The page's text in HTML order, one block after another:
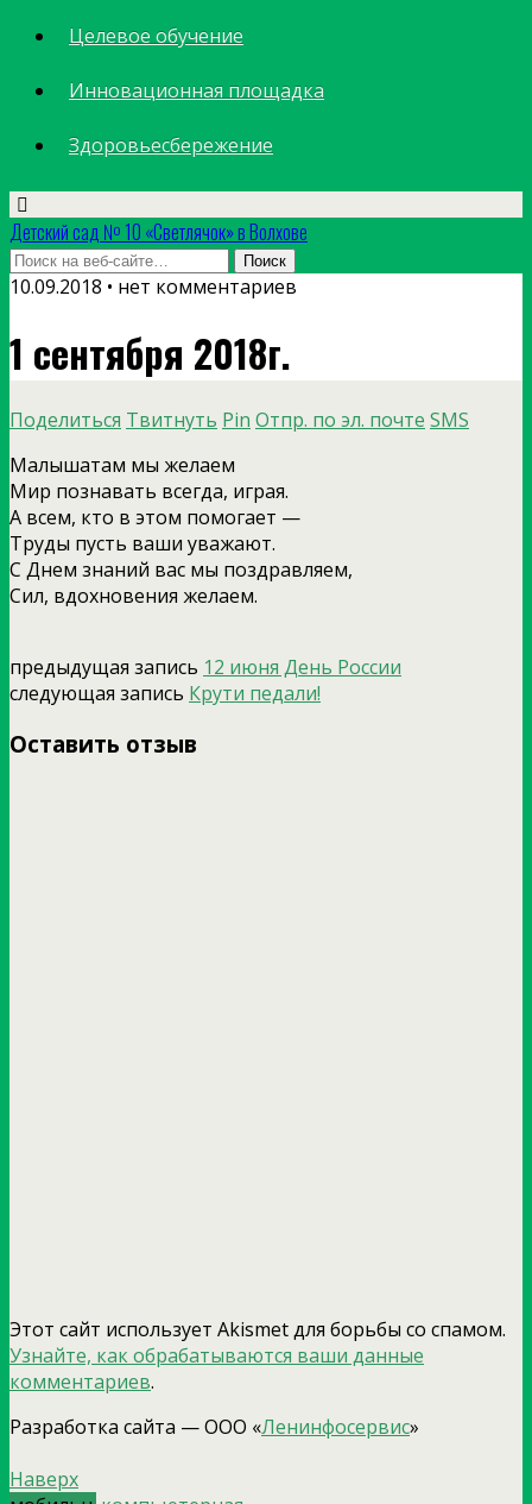
Целевое обучение
Инновационная площадка
Здоровьесбережение
Детский сад № 10 «Светлячок» в Волхове
10.09.2018 • нет комментариев
1 сентября 2018г.
Поделиться Твитнуть Pin Отпр. по эл. почте SMS
Малышатам мы желаем
Мир познавать всегда, играя.
А всем, кто в этом помогает —
Труды пусть ваши уважают.
С Днем знаний вас мы поздравляем,
Сил, вдохновения желаем.
предыдущая запись 12 июня День России
следующая запись Крути педали!
Оставить отзыв
Этот сайт использует Akismet для борьбы со спамом.
Узнайте, как обрабатываются ваши данные
комментариев.
Разработка сайта — ООО «Ленинфосервис»
Наверх